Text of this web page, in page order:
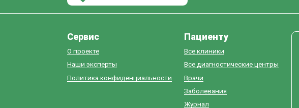
Сервис
О проекте
Наши эксперты
Политика конфиденциальности
Пациенту
Все клиники
Все диагностические центры
Врачи
Заболевания
Журнал